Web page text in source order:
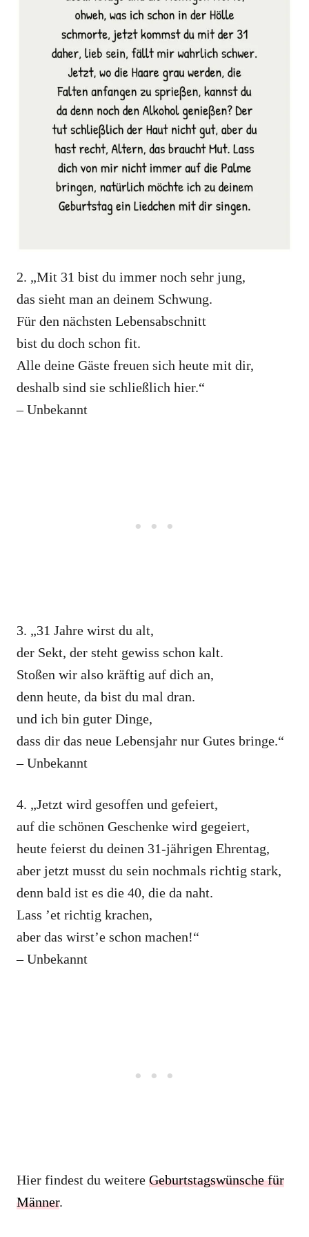
2. „Mit 31 bist du immer noch sehr jung,
das sieht man an deinem Schwung.
Für den nächsten Lebensabschnitt
bist du doch schon fit.
Alle deine Gäste freuen sich heute mit dir,
deshalb sind sie schließlich hier.“
– Unbekannt
3. „31 Jahre wirst du alt,
der Sekt, der steht gewiss schon kalt.
Stoßen wir also kräftig auf dich an,
denn heute, da bist du mal dran.
und ich bin guter Dinge,
dass dir das neue Lebensjahr nur Gutes bringe.“
– Unbekannt
4. „Jetzt wird gesoffen und gefeiert,
auf die schönen Geschenke wird gegeiert,
heute feierst du deinen 31-jährigen Ehrentag,
aber jetzt musst du sein nochmals richtig stark,
denn bald ist es die 40, die da naht.
Lass ’et richtig krachen,
aber das wirst’e schon machen!“
– Unbekannt
Hier findest du weitere Geburtstagswünsche für
Männer.